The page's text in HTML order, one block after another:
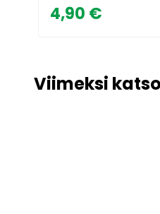
4,90 €
Viimeksi